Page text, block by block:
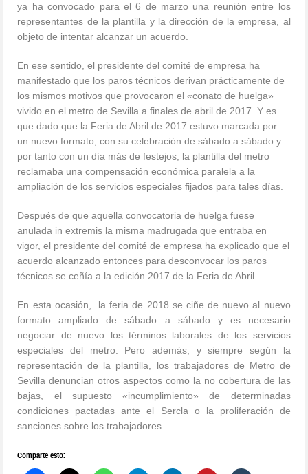
ya ha convocado para el 6 de marzo una reunión entre los
representantes de la plantilla y la dirección de la empresa, al
objeto de intentar alcanzar un acuerdo.
En ese sentido, el presidente del comité de empresa ha
manifestado que los paros técnicos derivan prácticamente de
los mismos motivos que provocaron el «conato de huelga»
vivido en el metro de Sevilla a finales de abril de 2017. Y es
que dado que la Feria de Abril de 2017 estuvo marcada por
un nuevo formato, con su celebración de sábado a sábado y
por tanto con un día más de festejos, la plantilla del metro
reclamaba una compensación económica paralela a la
ampliación de los servicios especiales fijados para tales días.
Después de que aquella convocatoria de huelga fuese
anulada in extremis la misma madrugada que entraba en
vigor, el presidente del comité de empresa ha explicado que el
acuerdo alcanzado entonces para desconvocar los paros
técnicos se ceñía a la edición 2017 de la Feria de Abril.
En esta ocasión, la feria de 2018 se ciñe de nuevo al nuevo
formato ampliado de sábado a sábado y es necesario
negociar de nuevo los términos laborales de los servicios
especiales del metro. Pero además, y siempre según la
representación de la plantilla, los trabajadores de Metro de
Sevilla denuncian otros aspectos como la no cobertura de las
bajas, el supuesto «incumplimiento» de determinadas
condiciones pactadas ante el Sercla o la proliferación de
sanciones sobre los trabajadores.
Comparte esto: